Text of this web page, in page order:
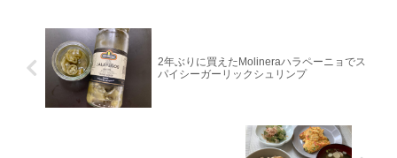
2年ぶりに買えたMolineraハラペーニョでス
パイシーガーリックシュリンプ